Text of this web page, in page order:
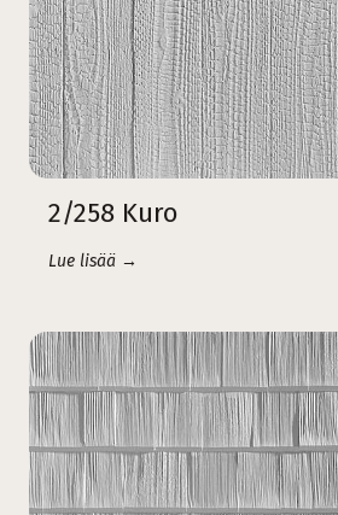
2/258 Kuro
Lue lisää →